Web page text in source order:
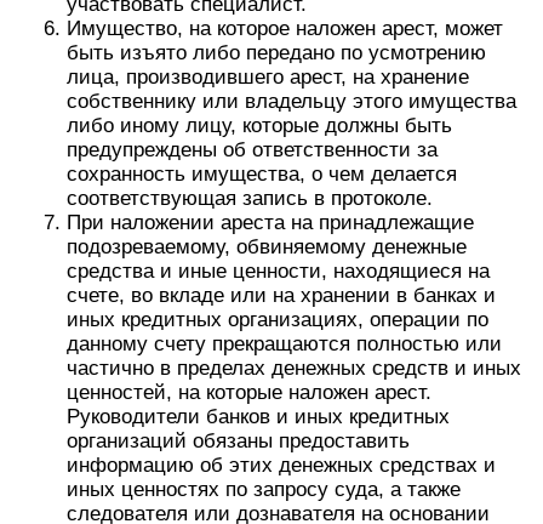
Имущество, на которое наложен арест, может
быть изъято либо передано по усмотрению
лица, производившего арест, на хранение
собственнику или владельцу этого имущества
либо иному лицу, которые должны быть
предупреждены об ответственности за
сохранность имущества, о чем делается
соответствующая запись в протоколе.
При наложении ареста на принадлежащие
подозреваемому, обвиняемому денежные
средства и иные ценности, находящиеся на
счете, во вкладе или на хранении в банках и
иных кредитных организациях, операции по
данному счету прекращаются полностью или
частично в пределах денежных средств и иных
ценностей, на которые наложен арест.
Руководители банков и иных кредитных
организаций обязаны предоставить
информацию об этих денежных средствах и
иных ценностях по запросу суда, а также
следователя или дознавателя на основании